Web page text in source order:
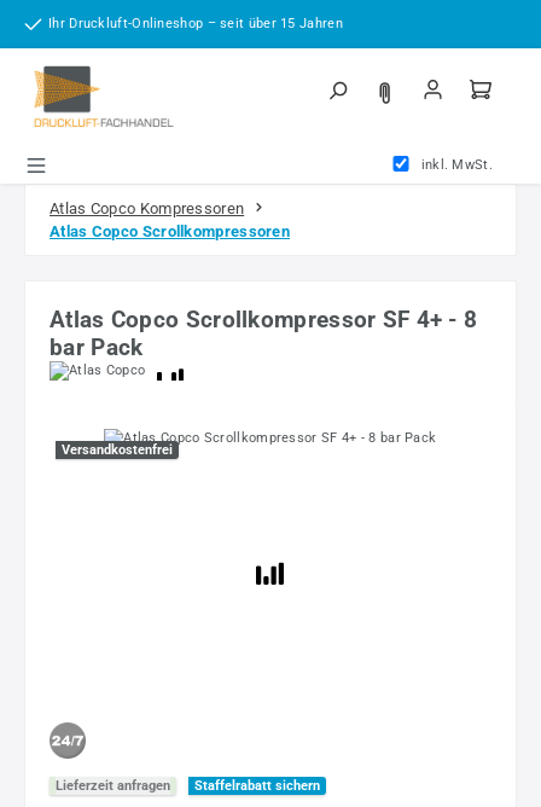
Zum Hauptinhalt springen
Ihr Druckluft-Onlineshop – seit über 15 Jahren
inkl. MwSt.
Atlas Copco Kompressoren
Atlas Copco Scrollkompressoren
Atlas Copco Scrollkompressor SF 4+ - 8
bar Pack
Bildergalerie überspringen
Versandkostenfrei
Lieferzeit anfragen Staffelrabatt sichern